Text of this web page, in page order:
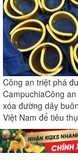
Công an triệt phá
CampuchiaCông
xóa đường dây
Việt Nam để tiêu